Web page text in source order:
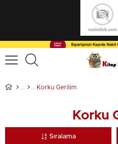
Korku Gerilim
Korku
Sıralama